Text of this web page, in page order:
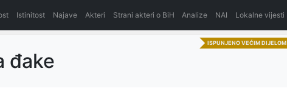
Istinitost Najave Akteri Strani akteri o BiH Analize NAI Lokalne vijesti
ISPUNJENO VEĆIM DIJELOM
đake